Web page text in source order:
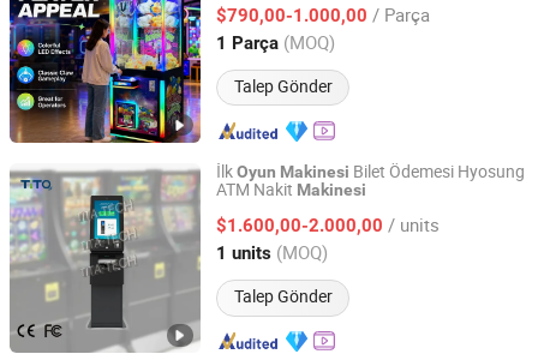
Makinesi, Avrupa ve ABD Pazarı için
$790,00-1.000,00 / Parça
1 Parça (MOQ)
Talep Gönder
Guangdong, China Fiyat 2026
İlkOyun Makinesi Bilet Ödemesi Hyosung
ATM Nakit Makinesi
$1.600,00-2.000,00 / units
1 units (MOQ)
Talep Gönder
Fuzhou Tita Technologies Co., Ltd.
Fujian, China Fiyat 2025